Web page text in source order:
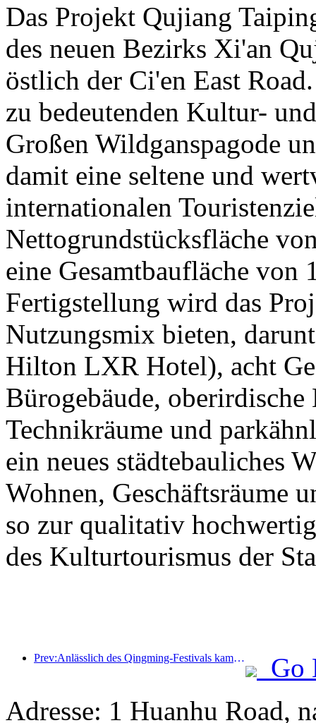
Das Projekt Qujiang
des neuen Bezirks Xi'an
östlich der Ci'en East
zu bedeutenden Kultur-
Großen Wildganspagode
damit eine seltene und
internationalen
Nettogrundstücksfläche
eine Gesamtbaufläche von
Fertigstellung wird das
Nutzungsmix bieten,
Hilton LXR Hotel), acht
Bürogebäude,
Technikräume und
ein neues städtebauliches
Wohnen, Geschäftsräume
so zur qualitativ
des Kulturtourismus der
Prev:Anlässlich des Qingming-Festivals kam es aufgrund des verlängerten Urlaubs zu einem Anstieg der Reisetätigkeit, wobei Ausflüge und die Besichtigung der Blütenpracht in vielen Städten zu erhöhten Besucherzahlen führten.
Go
Adresse: 1 Huanhu Road,